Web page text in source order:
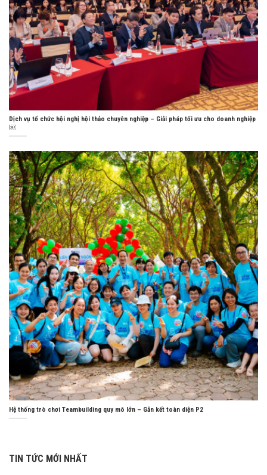
Dịch vụ tổ chức hội nghị hội thảo chuyên nghiệp – Giải pháp tối ưu cho doanh nghiệp
￼
Hệ thống trò chơi Teambuilding quy mô lớn – Gắn kết toàn diện P2
TIN TỨC MỚI NHẤT